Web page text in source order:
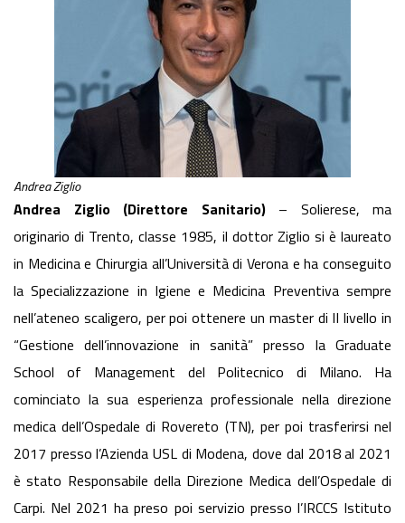
Andrea Ziglio
Andrea Ziglio (Direttore Sanitario) – Solierese, ma
originario di Trento, classe 1985, il dottor Ziglio si è laureato
in Medicina e Chirurgia all’Università di Verona e ha conseguito
la Specializzazione in Igiene e Medicina Preventiva sempre
nell’ateneo scaligero, per poi ottenere un master di II livello in
“Gestione dell’innovazione in sanità” presso la Graduate
School of Management del Politecnico di Milano. Ha
cominciato la sua esperienza professionale nella direzione
medica dell’Ospedale di Rovereto (TN), per poi trasferirsi nel
2017 presso l’Azienda USL di Modena, dove dal 2018 al 2021
è stato Responsabile della Direzione Medica dell’Ospedale di
Carpi. Nel 2021 ha preso poi servizio presso l’IRCCS Istituto